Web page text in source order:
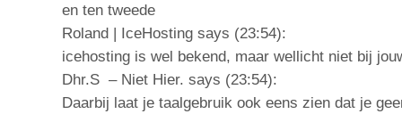
en ten tweede
Roland | IceHosting says (23:54):
icehosting is wel bekend, maar wellicht niet bij
Dhr.S – Niet Hier. says (23:54):
Daarbij laat je taalgebruik ook eens zien dat je